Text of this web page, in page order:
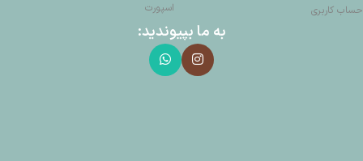
حساب کاربری
اسپورت
به ما بپیوندید: